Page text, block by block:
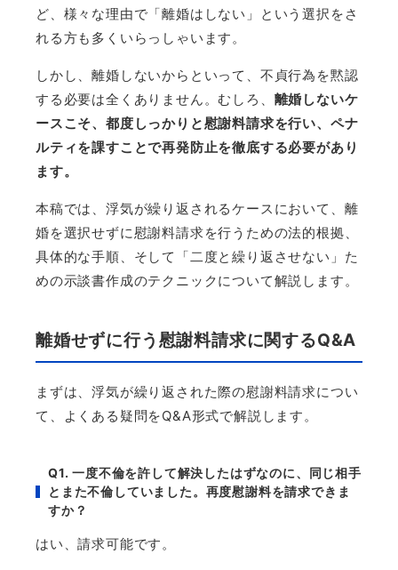
ど、様々な理由で「離婚はしない」という選択をさ
れる方も多くいらっしゃいます。
しかし、離婚しないからといって、不貞行為を黙認
する必要は全くありません。むしろ、 離婚しないケ
ースこそ、都度しっかりと慰謝料請求を行い、ペナ
ルティを課すことで再発防止を徹底する必要があり
ます。
本稿では、浮気が繰り返されるケースにおいて、離
婚を選択せずに慰謝料請求を行うための法的根拠、
具体的な手順、そして「二度と繰り返させない」た
めの示談書作成のテクニックについて解説します。
離婚せずに行う慰謝料請求に関するQ&A
まずは、浮気が繰り返された際の慰謝料請求につい
て、よくある疑問をQ&A形式で解説します。
Q1.一度不倫を許して解決したはずなのに、同じ相手
とまた不倫していました。再度慰謝料を請求できま
すか？
はい、請求可能です。